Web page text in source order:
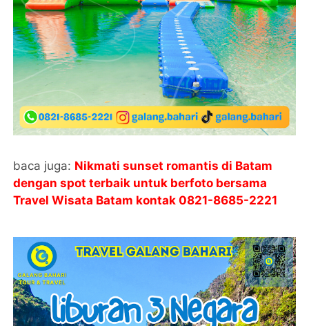
baca juga: Nikmati sunset romantis di Batam
dengan spot terbaik untuk berfoto bersama
Travel Wisata Batam kontak0821-8685-2221